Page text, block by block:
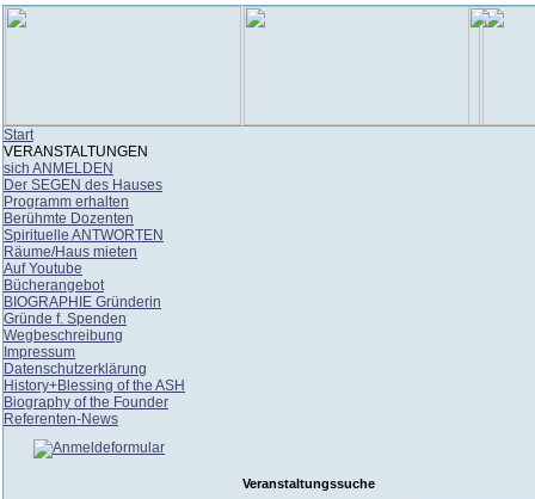
Start
VERANSTALTUNGEN
sich ANMELDEN
Der SEGEN des Hauses
Programm erhalten
Berühmte Dozenten
Spirituelle ANTWORTEN
Räume/Haus mieten
Auf Youtube
Bücherangebot
BIOGRAPHIE Gründerin
Gründe f. Spenden
Wegbeschreibung
Impressum
Datenschutzerklärung
History+Blessing of the ASH
Biography of the Founder
Referenten-News
Veranstaltungssuche